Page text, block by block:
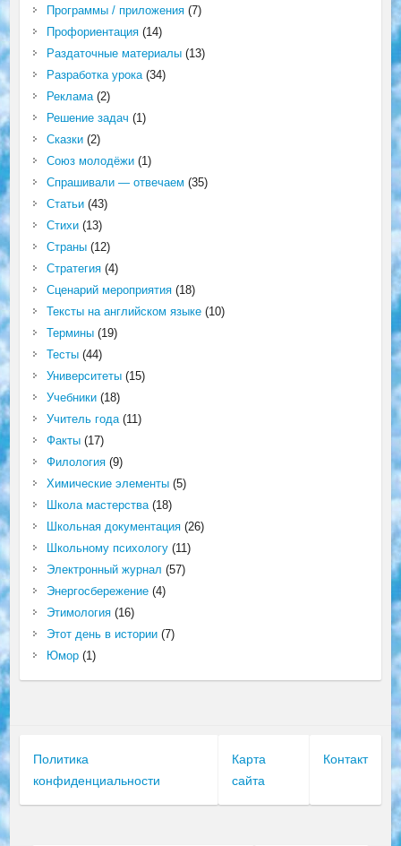
Программы / приложения(7)
Профориентация(14)
Раздаточные материалы(13)
Разработка урока(34)
Реклама(2)
Решение задач (1)
Сказки(2)
Союз молодёжи(1)
Спрашивали — отвечаем (35)
Статьи(43)
Стихи(13)
Страны(12)
Стратегия(4)
Сценарий мероприятия(18)
Тексты на английском языке(10)
Термины(19)
Тесты(44)
Университеты(15)
Учебники(18)
Учитель года(11)
Факты(17)
Филология(9)
Химические элементы(5)
Школа мастерства(18)
Школьная документация(26)
Школьному психологу(11)
Электронный журнал (57)
Энергосбережение(4)
Этимология(16)
Этот день в истории(7)
Юмор(1)
Политика
конфиденциальности
Карта
сайта
Контакт